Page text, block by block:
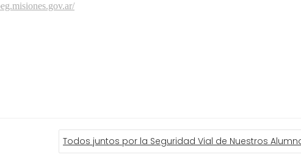
Todos juntos por la Seguridad Vial de Nuestros